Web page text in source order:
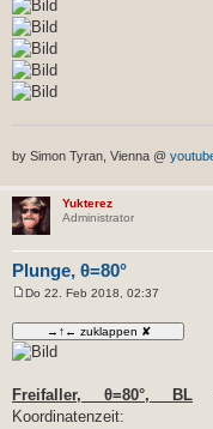
by Simon Tyran, Vienna @
Yukterez
Administrator
Plunge, θ=80°
t
r
g
Do 22. Feb 2018, 02:37
Freifaller, θ=80°, BL -
Koordinatenzeit: